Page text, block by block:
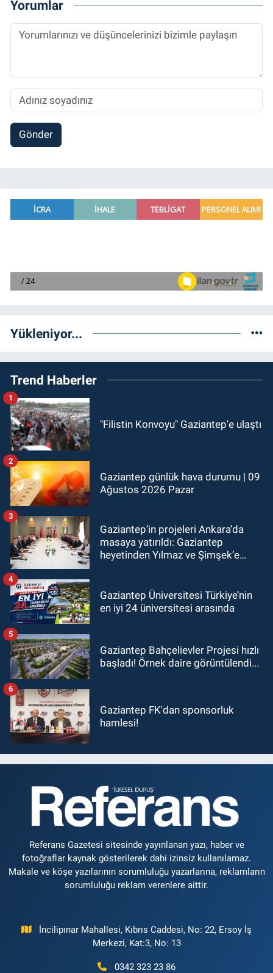
Yorumlar
Gönder
Yükleniyor...
Trend Haberler
"Filistin Konvoyu" Gaziantep'e ulaştı
1
Gaziantep günlük hava durumu | 09
Ağustos 2026 Pazar
2
Gaziantep’in projeleri Ankara’da
masaya yatırıldı: Gaziantep
heyetinden Yılmaz ve Şimşek’e
3
Gaziantep Üniversitesi Türkiye’nin
en iyi 24 üniversitesi arasında
4
Gaziantep Bahçelievler Projesi hızlı
başladı! Örnek daire görüntülendi...
5
Gaziantep FK'dan sponsorluk
hamlesi!
6
Referans Gazetesi sitesinde yayınlanan yazı, haber ve
fotoğraflar kaynak gösterilerek dahi izinsiz kullanılamaz.
Makale ve köşe yazılarının sorumluluğu yazarlarına, reklamların
sorumluluğu reklam verenlere aittir.
İncilipınar Mahallesi, Kıbrıs Caddesi, No: 22, Ersoy İş
Merkezi, Kat:3, No: 13
0342 323 23 86